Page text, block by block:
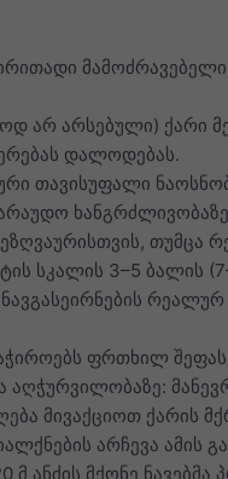
არ არსებული) ქარი
დალოდებას.
თავისუფალი
სკალის 3–5 ბალის
ფრთხილ
აღჭურვილობაზე:
მივაქციოთ ქარის
არჩევა ამის
მ ანძის მქონე